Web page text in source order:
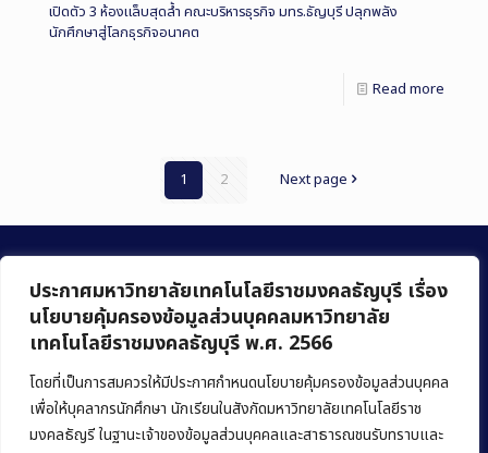
ประกาศมหาวิทยาลัยเทคโนโลยีราชมงคลธัญบุรี เรื่อง
นโยบายคุ้มครองข้อมูลส่วนบุคคลมหาวิทยาลัย
เทคโนโลยีราชมงคลธัญบุรี พ.ศ. 2566
โดยที่เป็นการสมควรให้มีประกาศกำหนดนโยบายคุ้มครองข้อมูลส่วนบุคคล
เพื่อให้บุคลากรนักศึกษา นักเรียนในสังกัดมหาวิทยาลัยเทคโนโลยีราช
มงคลธัญรี ในฐานะเจ้าของข้อมูลส่วนบุคคลและสาธารณชนรับทราบและ
เปิดตัว 3 ห้องแล็บสุดล้ำ คณะบริหารธุรกิจ มทร.ธัญบุรี ปลุกพลัง
นักศึกษาสู่โลกธุรกิจอนาคต
Read more
1 2 Next page
คณะบริหารธุรกิจ
มหาวิทยาลัยเทคโนโลยีราชมงคลธัญบุรี
39 หมู่ 1 ถนนรังสิต-นครนายก ตำบลคลองหก